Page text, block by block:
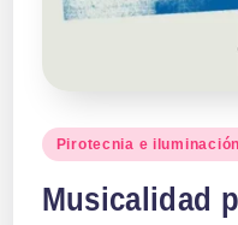
Publicado
Pirotecnia e iluminación
Musicalidad